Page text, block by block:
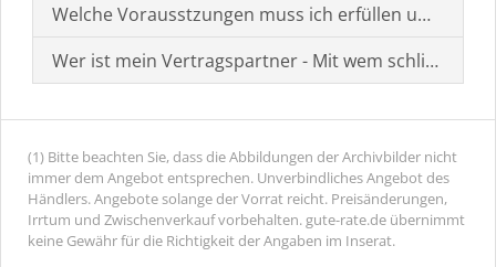
Welche Vorausstzungen muss ich erfüllen um einen
Wer ist mein Vertragspartner - Mit wem schließe ich
(1) Bitte beachten Sie, dass die Abbildungen der Archivbilder nicht
immer dem Angebot entsprechen. Unverbindliches Angebot des
Händlers. Angebote solange der Vorrat reicht. Preisänderungen,
Irrtum und Zwischenverkauf vorbehalten. gute-rate.de übernimmt
keine Gewähr für die Richtigkeit der Angaben im Inserat.